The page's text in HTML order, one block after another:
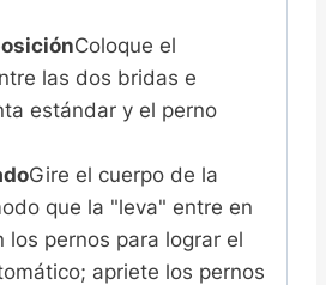
Coloque el
las dos bridas e
estándar y el perno
Gire el cuerpo de la
que la "leva" entre en
los pernos para lograr el
apriete los pernos